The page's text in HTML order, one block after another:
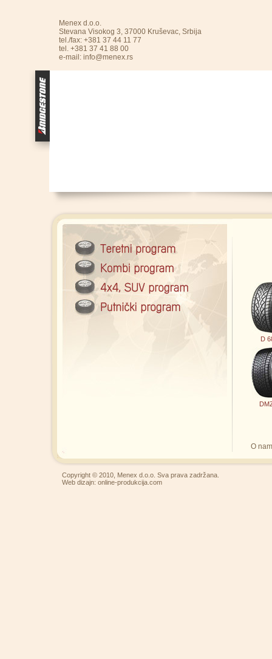
Menex d.o.o.
Stevana Visokog 3, 37000 Kruševac, Srbija
tel./fax: +381 37 44 11 77
tel. +381 37 41 88 00
e-mail: info@menex.rs
D
O
Copyright © 2010, Menex d.o.o. Sva prava zadržana.
Web dizajn: online-produkcija.com